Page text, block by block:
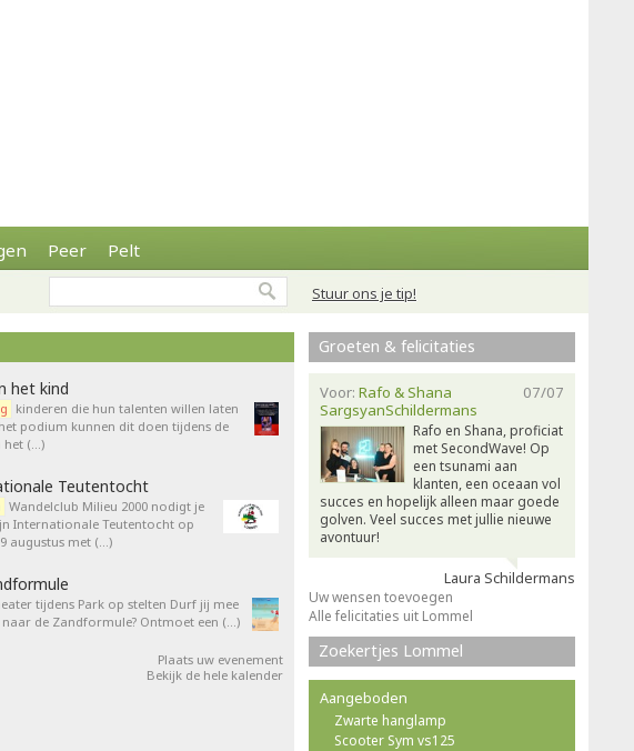
Peer Pelt
Stuur ons je tip!
het kind
kinderen die hun talenten willen laten
podium kunnen dit doen tijdens de
het (…)
Teutentocht
Wandelclub Milieu 2000 nodigt je
Internationale Teutentocht op
augustus met (…)
tijdens Park op stelten Durf jij mee
de Zandformule? Ontmoet een (…)
Plaats uw evenement
Bekijk de hele kalender
Groeten & felicitaties
07/07
Voor: Rafo & Shana
SargsyanSchildermans
Rafo en Shana, proficiat
met SecondWave! Op
een tsunami aan
klanten, een oceaan vol
succes en hopelijk alleen maar goede
golven. Veel succes met jullie nieuwe
avontuur!
Laura Schildermans
Uw wensen toevoegen
Alle felicitaties uit Lommel
Zoekertjes Lommel
Aangeboden
Zwarte hanglamp
Scooter Sym vs125